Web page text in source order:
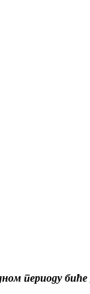
периоду биће